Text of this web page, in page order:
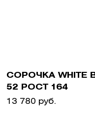
СОРОЧКА WHITE
52 РОСТ 164
13 780 руб.